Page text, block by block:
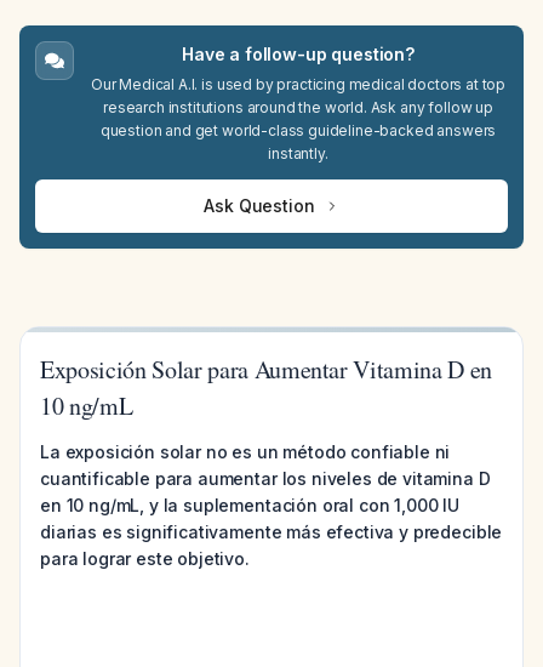
Have a follow-up question?
Our Medical A.I. is used by practicing medical doctors at top
research institutions around the world. Ask any follow up
question and get world-class guideline-backed answers
instantly.
Ask Question
Exposición Solar para Aumentar Vitamina D en
10 ng/mL
La exposición solar no es un método confiable ni
cuantificable para aumentar los niveles de vitamina D
en 10 ng/mL, y la suplementación oral con 1,000 IU
diarias es significativamente más efectiva y predecible
para lograr este objetivo.